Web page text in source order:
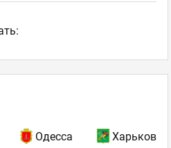
Одесса Харьков